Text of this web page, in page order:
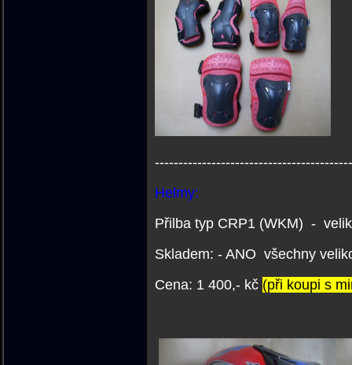
Helmy:
Přilba typ CRP1 (WKM) -
Skladem: - ANO všechny
Cena: 1 400,- kč (při koupi s